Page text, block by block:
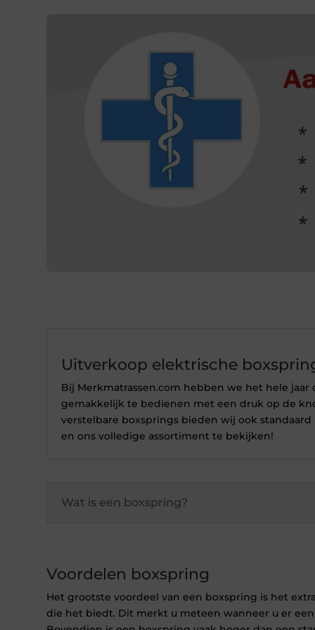
Uitverkoop elektrische
Bij Merkmatrassen.com hebben we het hele
gemakkelijk te bedienen met een druk op de
verstelbare boxsprings bieden wij ook
en ons volledige assortiment te bekijken!
Wat is een boxspring?
Voordelen boxspring
Het grootste voordeel van een boxspring is het
die het biedt. Dit merkt u meteen wanneer u er